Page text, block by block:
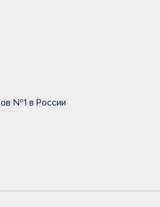
№1 в России